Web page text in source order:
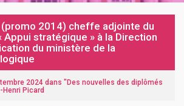
(promo 2014) cheffe adjointe du
Appui stratégique » à la Direction
du ministère de la
2024 dans "Des nouvelles des diplômés
Henri Picard